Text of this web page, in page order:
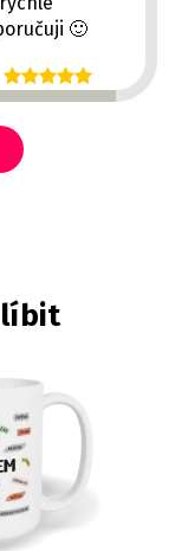
dodání...prostě super 👍 Doporučuji 🙂
líbit